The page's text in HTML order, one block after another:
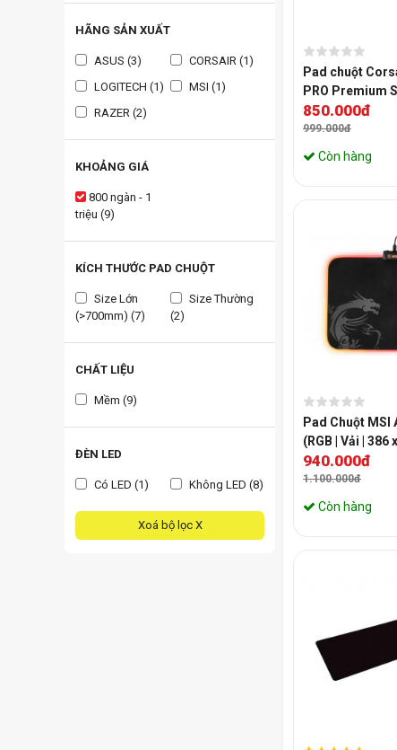
HÃNG SẢN XUẤT
ASUS (3)
CORSAIR (1)
LOGITECH (1)
MSI (1)
RAZER (2)
KHOẢNG GIÁ
800 ngàn - 1
triệu (9)
KÍCH THƯỚC PAD CHUỘT
Size Lớn
(>700mm) (7)
Size Thường
(2)
CHẤT LIỆU
Mềm (9)
ĐÈN LED
Có LED (1) Không LED (8)
Xoá bộ lọc X
Pad chuột
PRO Premium
Extended XL
850.000đ
999.000đ
Còn hàng
Pad Chuột MSI
(RGB | Vải | 386
940.000đ
1.100.000đ
Còn hàng